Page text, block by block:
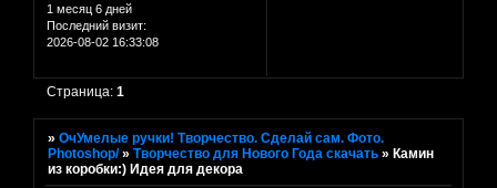
1 месяц 6 дней
Последний визит:
2026-08-02 16:33:08
Страница:1
»ОчУмелые ручки! Творчество. Сделай сам. Фото.
Photoshop/ »Творчество для Нового Года скачать »Камин
из коробки:) Идея для декора